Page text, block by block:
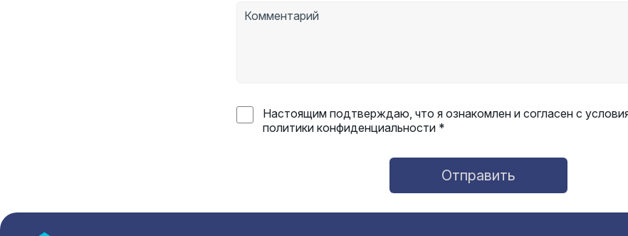
Настоящим подтверждаю, что я ознакомлен и согласен с
политики конфиденциальности *
Отправить